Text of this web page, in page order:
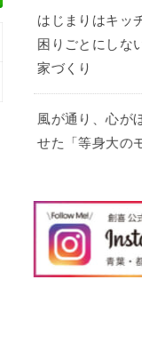
はじまりはキッ
困りごとにしな
家づくり
風が通り、心が
せた「等身大の